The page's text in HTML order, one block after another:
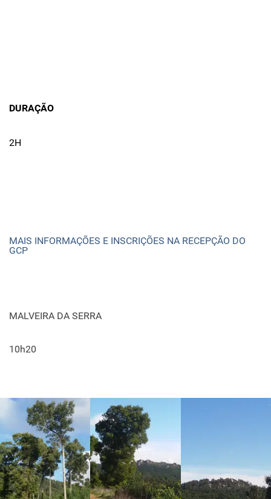
DURAÇÃO
2H
MAIS INFORMAÇÕES E INSCRIÇÕES NA RECEPÇÃO DO
GCP
MALVEIRA DA SERRA
10h20